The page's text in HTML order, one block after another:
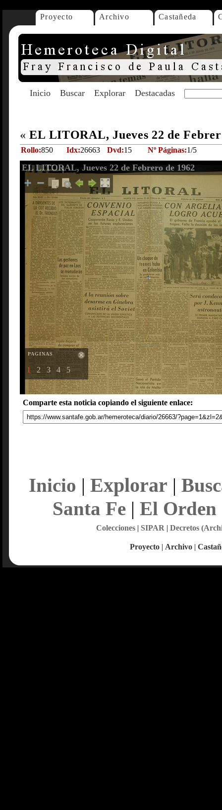
Proyecto Archivo Castañeda
Inicio Buscar Explorar Destacadas
« EL LITORAL, Jueves 22 de
Rollo:850 Idx:26663 Dvd:15 Nº Páginas:1/5
EL LITORAL, Jueves 22 de Febrero de 1962
PAGINAS
1 2 3 4 5
Comparte esta noticia copiando el siguiente enlace:
Inicio | Explorar |
Santa Fe| El Orden
Colecciones| SIPAR | Decretos
Proyecto | Archivo |